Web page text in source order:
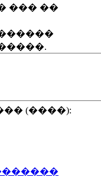
��� ��
(����):